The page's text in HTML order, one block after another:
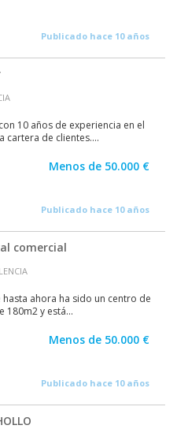
Publicado hace 10 años
10 años de experiencia en el
cartera de clientes....
Menos de 50.000 €
Publicado hace 10 años
comercial
ahora ha sido un centro de
180m2 y está...
Menos de 50.000 €
Publicado hace 10 años